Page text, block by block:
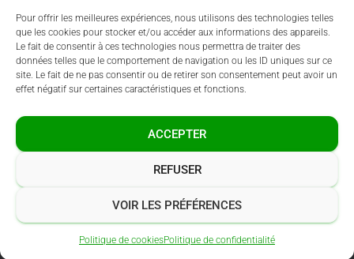
Pour offrir les meilleures expériences, nous utilisons des technologies telles
que les cookies pour stocker et/ou accéder aux informations des appareils.
Le fait de consentir à ces technologies nous permettra de traiter des
données telles que le comportement de navigation ou les ID uniques sur ce
site. Le fait de ne pas consentir ou de retirer son consentement peut avoir un
effet négatif sur certaines caractéristiques et fonctions.
ACCEPTER
REFUSER
VOIR LES PRÉFÉRENCES
Politique de cookiesPolitique de confidentialité
Accueil-Informations- Inscription- Contact
Mentions légales
- Politique de confidentialité
Suivez-nous sur nos réseaux sociaux
Un site réalisé par Branding Mydigitalize